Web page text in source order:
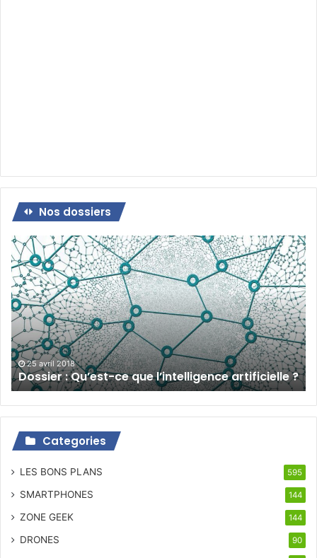
Nos dossiers
Dossier
:
Qu’est-
ce
que
l’intelligence
artificielle
?
25 avril 2018
Dossier : Qu’est-ce que l’intelligence artificielle ?
Categories
LES BONS PLANS 595
SMARTPHONES 144
ZONE GEEK 144
DRONES 90